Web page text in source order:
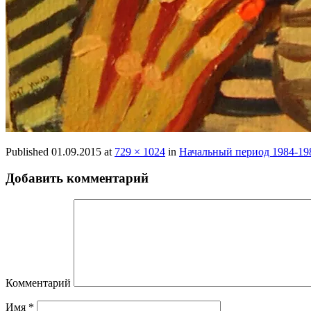
Published 01.09.2015 at 729 × 1024 in Начальный период 1984-
Добавить комментарий
Комментарий
Имя *